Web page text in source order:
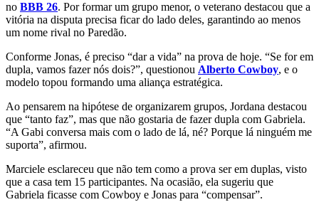
no BBB 26. Por formar um grupo menor, o veterano destacou que a
vitória na disputa precisa ficar do lado deles, garantindo ao menos
um nome rival no Paredão.
Conforme Jonas, é preciso “dar a vida” na prova de hoje. “Se for em
dupla, vamos fazer nós dois?”, questionou Alberto Cowboy, e o
modelo topou formando uma aliança estratégica.
Ao pensarem na hipótese de organizarem grupos, Jordana destacou
que “tanto faz”, mas que não gostaria de fazer dupla com Gabriela.
“A Gabi conversa mais com o lado de lá, né? Porque lá ninguém me
suporta”, afirmou.
Marciele esclareceu que não tem como a prova ser em duplas, visto
que a casa tem 15 participantes. Na ocasião, ela sugeriu que
Gabriela ficasse com Cowboy e Jonas para “compensar”.